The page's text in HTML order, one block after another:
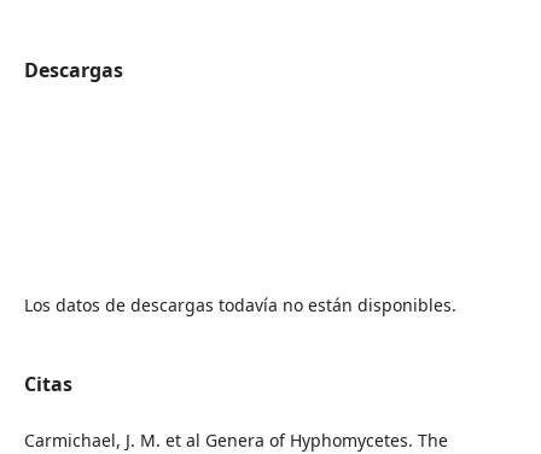
Descargas
Los datos de descargas todavía no están disponibles.
Citas
Carmichael, J. M. et al Genera of Hyphomycetes. The